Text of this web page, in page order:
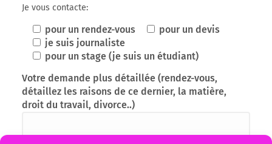
Je vous contacte:
pour un rendez-vous
pour un devis
je suis journaliste
pour un stage (je suis un étudiant)
Votre demande plus détaillée (rendez-vous,
détaillez les raisons de ce dernier, la matière,
droit du travail, divorce..)